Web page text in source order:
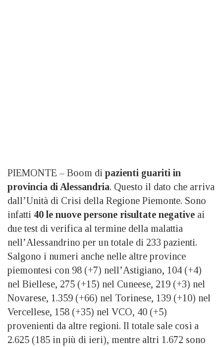
PIEMONTE – Boom di pazienti guariti in
provincia di Alessandria. Questo il dato che arriva
dall’Unità di Crisi della Regione Piemonte. Sono
infatti 40 le nuove persone risultate negative ai
due test di verifica al termine della malattia
nell’Alessandrino per un totale di 233 pazienti.
Salgono i numeri anche nelle altre province
piemontesi con 98 (+7) nell’Astigiano, 104 (+4)
nel Biellese, 275 (+15) nel Cuneese, 219 (+3) nel
Novarese, 1.359 (+66) nel Torinese, 139 (+10) nel
Vercellese, 158 (+35) nel VCO, 40 (+5)
provenienti da altre regioni. Il totale sale così a
2.625 (185 in più di ieri), mentre altri 1.672 sono